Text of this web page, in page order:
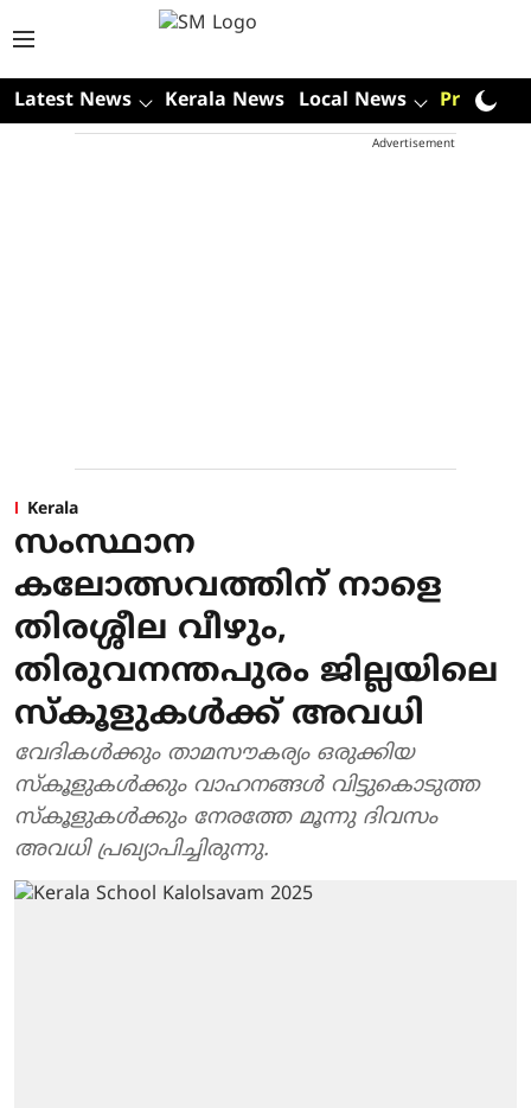
Latest News Kerala News Local News Premium
Advertisement
Kerala
സംസ്ഥാന
കലോത്സവത്തിന് നാളെ
തിരശ്ശീല വീഴും,
തിരുവനന്തപുരം ജില്ലയിലെ
സ്‌കൂളുകള്‍ക്ക് അവധി
വേദികള്‍ക്കും താമസൗകര്യം ഒരുക്കിയ
സ്‌കൂളുകള്‍ക്കും വാഹനങ്ങള്‍ വിട്ടുകൊടുത്ത
സ്‌കൂളുകള്‍ക്കും നേരത്തേ മൂന്നു ദിവസം
അവധി പ്രഖ്യാപിച്ചിരുന്നു.